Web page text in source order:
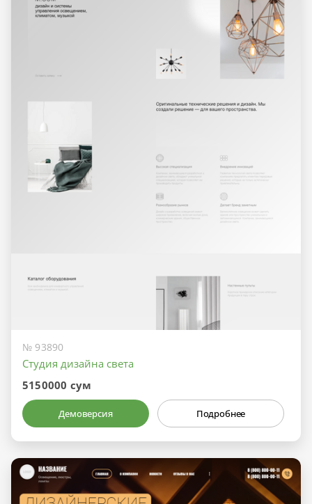
№ 93890
Студия дизайна света
5150000 сум
Демоверсия Подробнее